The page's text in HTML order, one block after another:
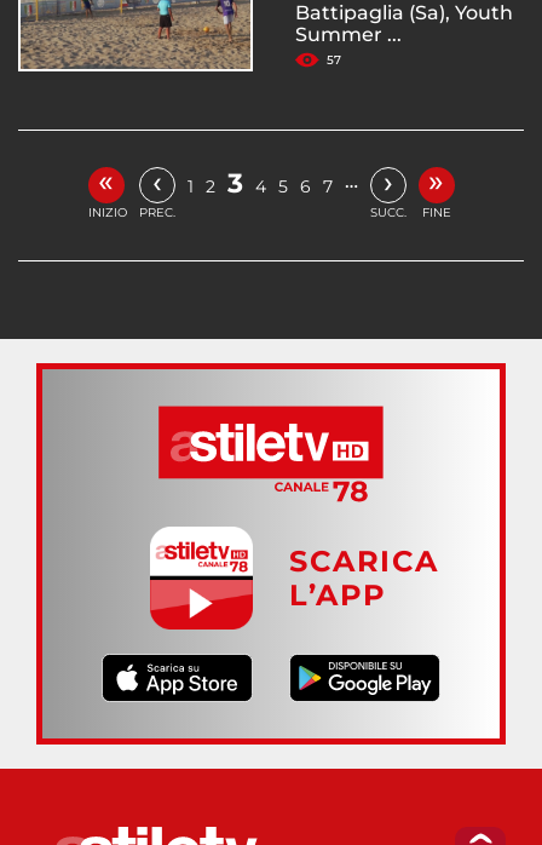
Battipaglia (Sa), Youth
Summer ...
57
«
INIZIO
‹
PREC.
1 2 3 4 5 6 7 … ›
SUCC.
»
FINE
SCARICA
L’APP